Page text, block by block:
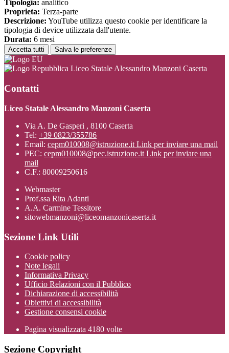
Tipologia: analitico
Proprieta: Terza-parte
Descrizione: YouTube utilizza questo cookie per identificare la
tipologia di device utilizzata dall'utente.
Durata: 6 mesi
Accetta tutti Salva le preferenze
Liceo Statale Alessandro Manzoni Caserta
Contatti
Liceo Statale Alessandro Manzoni Caserta
Via A. De Gasperi , 8100 Caserta
Tel: +39 0823/355786
Email: cepm010008@istruzione.it Link per inviare una mail
PEC: cepm010008@pec.istruzione.it Link per inviare una
mail
C.F.: 80009250616
Webmaster
Prof.ssa Rita Adanti
A.A. Carmine Tessitore
sitowebmanzoni@liceomanzonicaserta.it
Sezione Link Utili
Cookie policy
Note legali
Informativa Privacy
Ufficio Relazioni con il Pubblico
Dichiarazione di accessibilità
Obiettivi di accessibilità
Gestione consensi cookie
Pagina visualizzata 4180 volte
Sezione Copyright